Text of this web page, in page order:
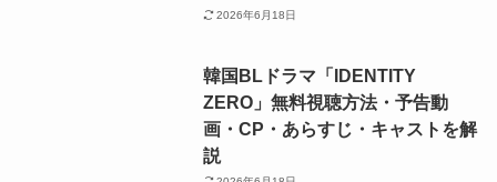
2026年6月18日
韓国BLドラマ「IDENTITY
ZERO」無料視聴方法・予告動
画・CP・あらすじ・キャストを解
説